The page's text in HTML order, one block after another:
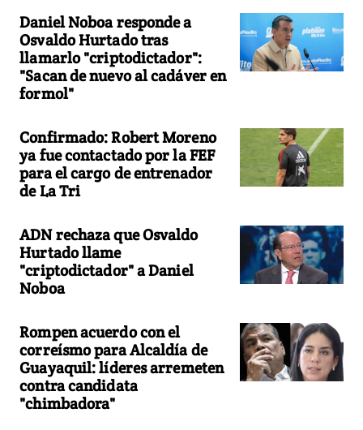
Daniel Noboa responde a
Osvaldo Hurtado tras
llamarlo "criptodictador":
"Sacan de nuevo al cadáver en
formol"
Confirmado: Robert Moreno
ya fue contactado por la FEF
para el cargo de entrenador
de La Tri
ADN rechaza que Osvaldo
Hurtado llame
"criptodictador" a Daniel
Noboa
Rompen acuerdo con el
correísmo para Alcaldía de
Guayaquil: líderes arremeten
contra candidata
"chimbadora"